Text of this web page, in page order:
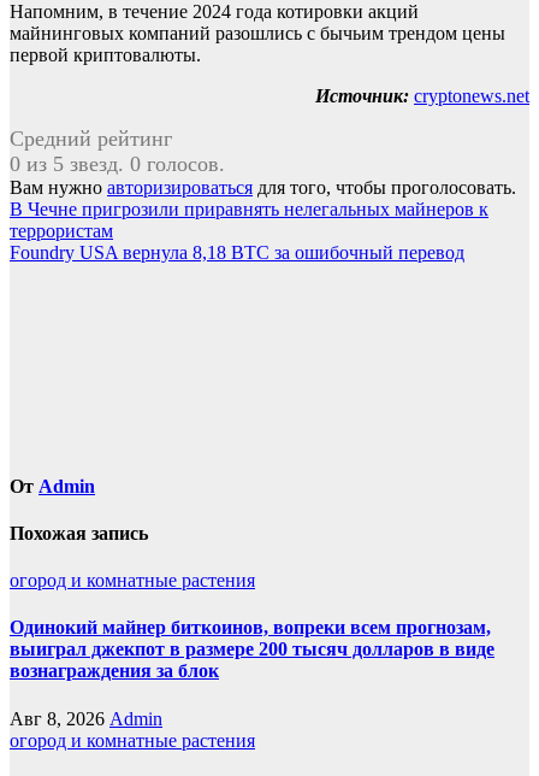
Напомним, в течение 2024 года котировки акций
майнинговых компаний разошлись с бычьим трендом цены
первой криптовалюты.
Источник: cryptonews.net
Средний рейтинг
0 из 5 звезд. 0 голосов.
Вам нужно авторизироваться для того, чтобы проголосовать.
Навигация
по
В Чечне пригрозили приравнять нелегальных майнеров к
террористам
Foundry USA вернула 8,18 BTC за ошибочный перевод
От Admin
Похожая запись
огород и комнатные растения
Одинокий майнер биткоинов, вопреки всем прогнозам,
выиграл джекпот в размере 200 тысяч долларов в виде
вознаграждения за блок
Авг 8, 2026 Admin
огород и комнатные растения